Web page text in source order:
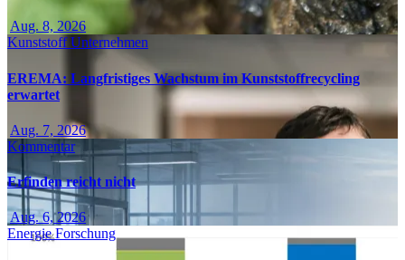
Aug. 8, 2026
KunststoffUnternehmen
EREMA: Langfristiges Wachstum im Kunststoffrecycling
erwartet
Aug. 7, 2026
Kommentar
Erfinden reicht nicht
Aug. 6, 2026
EnergieForschung